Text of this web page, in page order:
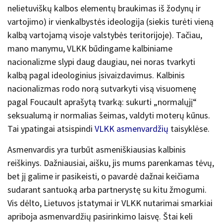
nelietuviškų kalbos elementų braukimas iš žodynų ir
vartojimo) ir vienkalbystės ideologija (siekis turėti vieną
kalbą vartojamą visoje valstybės teritorijoje). Tačiau,
mano manymu, VLKK būdingame kalbiniame
nacionalizme slypi daug daugiau, nei noras tvarkyti
kalbą pagal ideologinius įsivaizdavimus. Kalbinis
nacionalizmas rodo norą sutvarkyti visą visuomenę
pagal Foucault aprašytą tvarką: sukurti „normalųjį“
seksualumą ir normalias šeimas, valdyti moterų kūnus.
Tai ypatingai atsispindi VLKK asmenvardžių taisyklėse.
Asmenvardis yra turbūt asmeniškiausias kalbinis
reiškinys. Dažniausiai, aišku, jis mums parenkamas tėvų,
bet jį galime ir pasikeisti, o pavardė dažnai keičiama
sudarant santuoką arba partnerystę su kitu žmogumi.
Vis dėlto, Lietuvos įstatymai ir VLKK nutarimai smarkiai
apriboja asmenvardžių pasirinkimo laisvę. Štai keli